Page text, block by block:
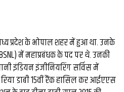
प्रदेश के भोपाल शहर में हुआ था. उनके
में महाप्रबंधक के पद पर थे. उनकी
इंडियन इंजीनियरिंग सर्विस में
डाबी 15वीं रैंक हासिल कर आईएएस